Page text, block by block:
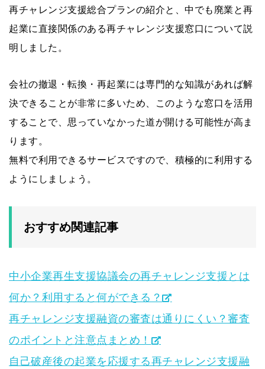
再チャレンジ支援総合プランの紹介と、中でも廃業と再
起業に直接関係のある再チャレンジ支援窓口について説
明しました。
会社の撤退・転換・再起業には専門的な知識があれば解
決できることが非常に多いため、このような窓口を活用
することで、思っていなかった道が開ける可能性が高ま
ります。
無料で利用できるサービスですので、積極的に利用する
ようにしましょう。
おすすめ関連記事
中小企業再生支援協議会の再チャレンジ支援とは
何か？利用すると何ができる？
再チャレンジ支援融資の審査は通りにくい？審査
のポイントと注意点まとめ！
自己破産後の起業を応援する再チャレンジ支援融